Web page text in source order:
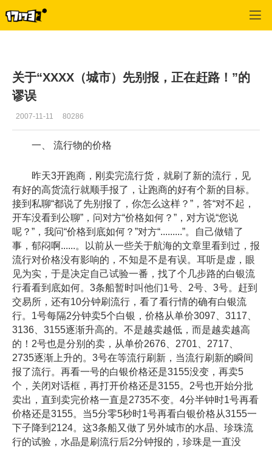
关于“XXXX（城市）先别报，正在赶路！”的
谬误
2007-11-11 80286
一、 流行物的价格
昨天3开跑商，刚卖完流行货，就刷了新的流行，见
有好的高货流行就顺手报了，让跑商的好有个新的目标。
接到私聊“都说了先别报了，你怎么这样？”，答“对不起，
开车没看到公聊”，问对方“价格如何？”，对方说“您说
呢？”，我问“价格到底如何？”对方“.........”。自己做错了
事，郁闷啊......。以前从一些关于航海的文章里看到过，报
流行对价格没有影响的，不知是不是有误。耳听是虚，眼
见为实，于是决定自己试验一番，找了个几步路的白银流
行看看到底如何。3条船暂时叫他们1号、2号、3号。赶到
交易所，还有10分钟刷流行，看了看行情的确有白银流
行。1号每隔2分钟卖5个白银，价格从单价3097、3117、
3136、3155逐渐升高的。不是越卖越低，而是越卖越高
的！2号也是分别的卖，从单价2676、2701、2717、
2735逐渐上升的。3号在等流行刷新，当流行刷新的瞬间
报了流行。再看一号的白银价格还是3155没变，再卖5
个，关闭对话框，再打开价格还是3155。2号也开始分批
卖出，直到卖完价格一直是2735不变。4分半钟时1号再看
价格还是3155。当5分零5秒时1号再看白银价格从3155一
下子降到2124。这3条船又做了另外城市的水晶、珍珠流
行的试验，水晶是刷流行后2分钟报的，珍珠是一直没